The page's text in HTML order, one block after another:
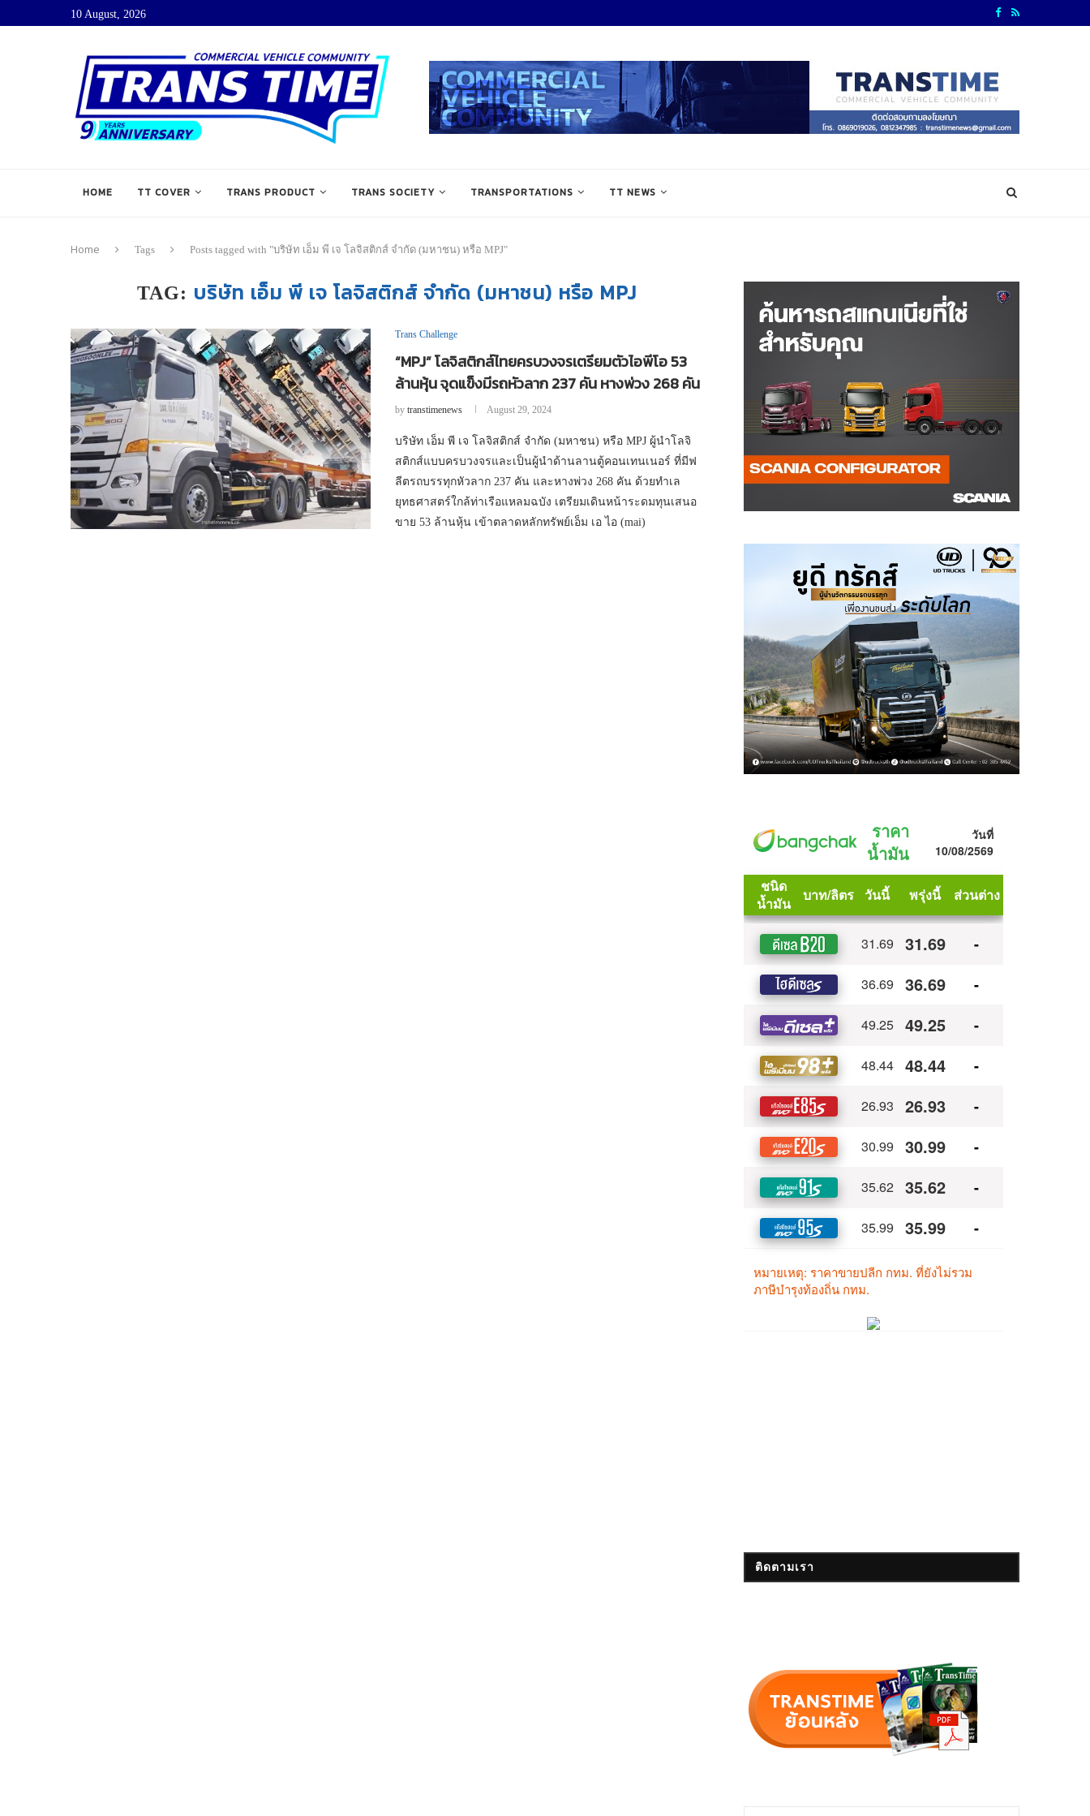
10 August, 2026
HOME TT COVER TRANS PRODUCT TRANS SOCIETY TRANSPORTATIONS TT NEWS
Home Tags Posts tagged with "บริษัท เอ็ม พี เจ โลจิสติกส์ จำกัด (มหาชน) หรือ MPJ"
TAG: บริษัท เอ็ม พี เจ โลจิสติกส์ จำกัด (มหาชน) หรือ MPJ
Trans Challenge
“MPJ” โลจิสติกส์ไทยครบวงจรเตรียมตัวไอพีโอ 53
ล้านหุ้น จุดแข็งมีรถหัวลาก 237 คัน หางพ่วง 268 คัน
by transtimenews August 29, 2024
​บริษัท เอ็ม พี เจ โลจิสติกส์ จำกัด (มหาชน) หรือ MPJ ผู้นำโลจิ
สติกส์แบบครบวงจรและเป็นผู้นำด้านลานตู้คอนเทนเนอร์ ที่มีฟ
ลีตรถบรรทุกหัวลาก 237 คัน และหางพ่วง 268 คัน ด้วยทำเล
ยุทธศาสตร์ใกล้ท่าเรือแหลมฉบัง เตรียมเดินหน้าระดมทุนเสนอ
ขาย 53 ล้านหุ้น เข้าตลาดหลักทรัพย์เอ็ม เอ ไอ (mai)
ติดตามเรา